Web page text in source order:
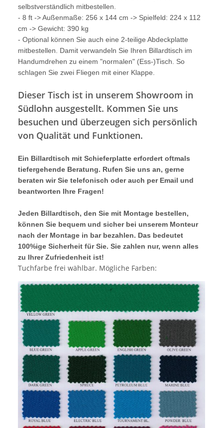
selbstverständlich mitbestellen.
- 8 ft -> Außenmaße: 256 x 144 cm -> Spielfeld: 224 x 112
cm -> Gewicht: 390 kg
- Optional können Sie auch eine 2-teilige Abdeckplatte
mitbestellen. Damit verwandeln Sie Ihren Billardtisch im
Handumdrehen zu einem "normalen" (Ess-)Tisch. So
schlagen Sie zwei Fliegen mit einer Klappe.
Dieser Tisch ist in unserem Showroom in
Südlohn ausgestellt. Kommen Sie uns
besuchen und überzeugen sich persönlich
von Qualität und Funktionen.
Ein Billardtisch mit Schieferplatte erfordert oftmals
tiefergehende Beratung. Rufen Sie uns an, gerne
beraten wir Sie telefonisch oder auch per Email und
beantworten Ihre Fragen!
Jeden Billardtisch, den Sie mit Montage bestellen,
können Sie bequem und sicher bei unserem Monteur
nach der Montage in bar bezahlen. Das bedeutet
100%ige Sicherheit für Sie. Sie zahlen nur, wenn alles
zu Ihrer Zufriedenheit ist!
Tuchfarbe frei wählbar. Mögliche Farben: